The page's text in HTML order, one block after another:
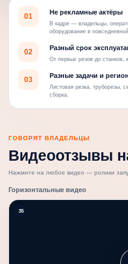
01 Не рекламные актёры
В кадре — владельцы,
оборудование в
02 Разный срок
От первых резов до станков,
03 Разные задачи и
Листовая резка, труборезы,
сборка.
ГОВОРЯТ ВЛАДЕЛЬЦЫ
Видеоотзывы
Нажмите на любое видео — ролики
Горизонтальные видео
35